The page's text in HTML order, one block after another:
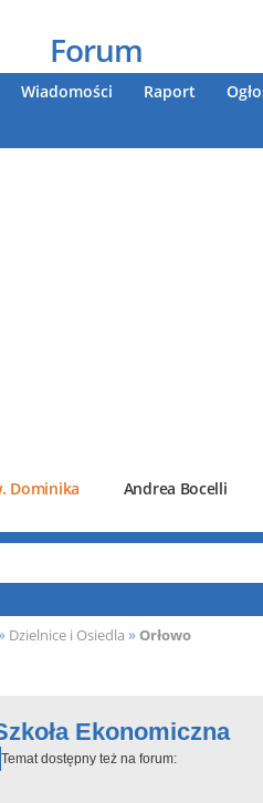
Forum
Wiadomości Raport
Dominika Andrea Bocelli
Dzielnice i Osiedla » Orłowo
Ekonomiczna
Temat dostępny też na forum: